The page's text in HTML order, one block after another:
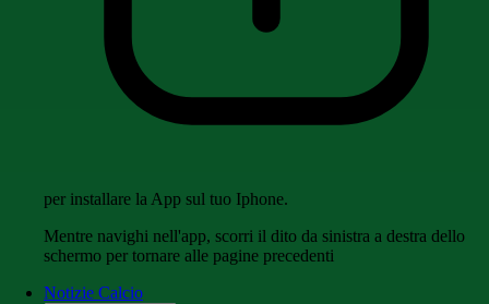
per installare la App sul tuo Iphone.
Mentre navighi nell'app, scorri il dito da sinistra a destra dello
schermo per tornare alle pagine precedenti
Notizie Calcio